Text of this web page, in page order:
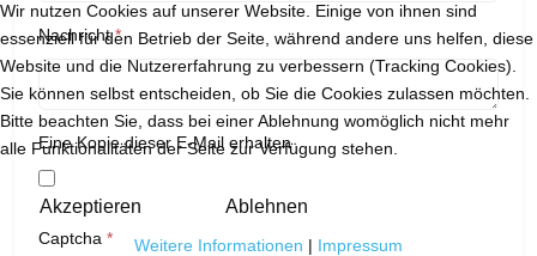
Nachricht*
Eine Kopie dieser E-Mail erhalten
Captcha *
Wir nutzen Cookies auf unserer Website. Einige von ihnen sind
essenziell für den Betrieb der Seite, während andere uns helfen, diese
Website und die Nutzererfahrung zu verbessern (Tracking Cookies).
Sie können selbst entscheiden, ob Sie die Cookies zulassen möchten.
Bitte beachten Sie, dass bei einer Ablehnung womöglich nicht mehr
alle Funktionalitäten der Seite zur Verfügung stehen.
Akzeptieren Ablehnen
Weitere Informationen | Impressum